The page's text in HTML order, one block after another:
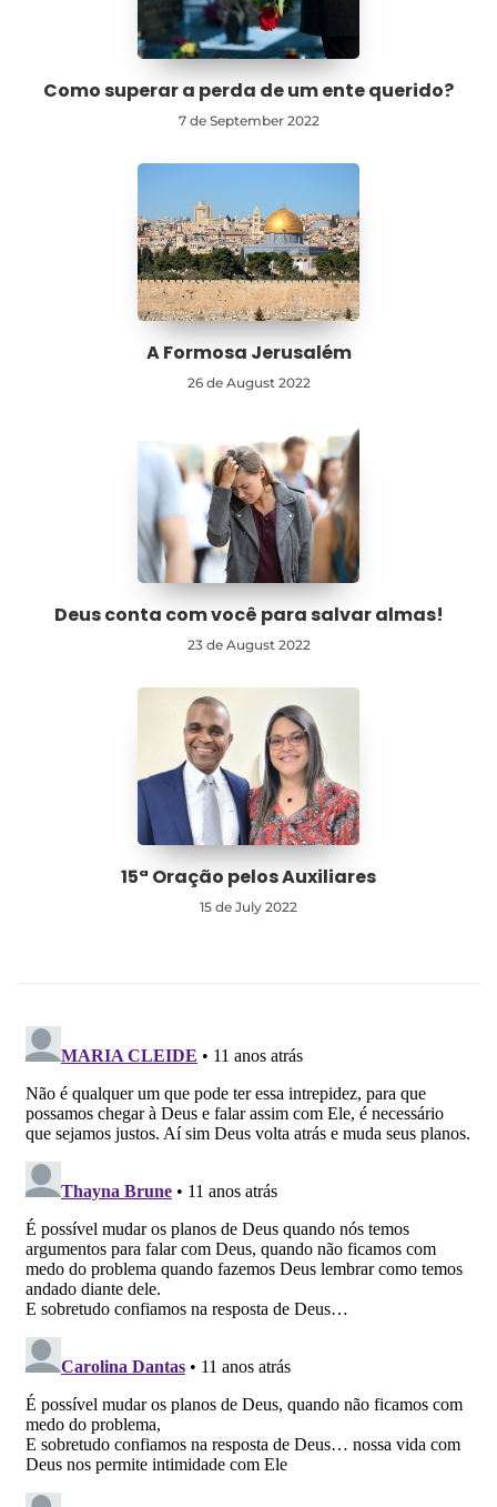
Como superar a perda de um ente querido?
7 de September 2022
A Formosa Jerusalém
26 de August 2022
Deus conta com você para salvar almas!
23 de August 2022
15ª Oração pelos Auxiliares
15 de July 2022